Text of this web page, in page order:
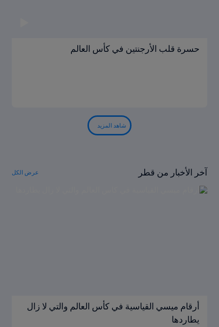
حسرة قلب الأرجنتين في كأس العالم
شاهد المزيد
آخر الأخبار من قطر عرض الكل
أرقام ميسي القياسية في كأس العالم والتي لا زال
يطاردها